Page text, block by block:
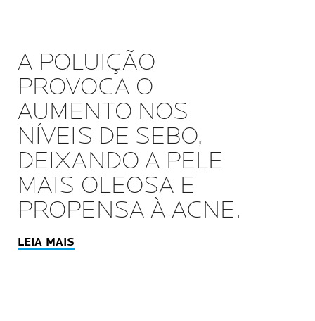
A POLUIÇÃO
PROVOCA O
AUMENTO NOS
NÍVEIS DE SEBO,
DEIXANDO A PELE
MAIS OLEOSA E
PROPENSA À ACNE.
LEIA MAIS